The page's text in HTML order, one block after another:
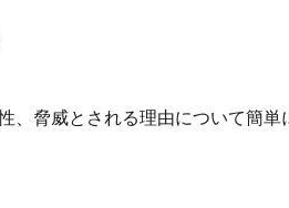
脅威とされる理由について簡単